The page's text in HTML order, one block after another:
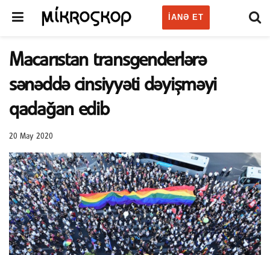
IANƏ ET
Macarıstan transgenderlərə
sənəddə cinsiyyəti dəyişməyi
qadağan edib
20 May 2020